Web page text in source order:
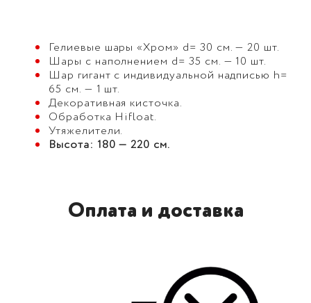
Гелиевые шары «Хром» d= 30 см. — 20 шт.
Шары с наполнением d= 35 см. — 10 шт.
Шар гигант с индивидуальной надписью h=
65 см. — 1 шт.
Декоративная кисточка.
Обработка Hifloat.
Утяжелители.
Высота: 180 — 220 см.
Оплата и доставка